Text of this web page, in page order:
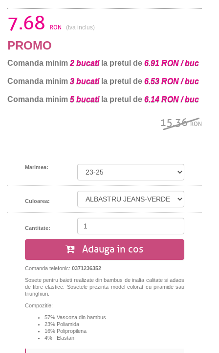
7.68 RON (tva inclus)
PROMO
Comanda minim2 bucatila pretul de 6.91 RON / buc
Comanda minim 3 bucatila pretul de 6.53 RON / buc
Comanda minim 5 bucatila pretul de 6.14 RON / buc
15.36RON
Marimea:
Culoarea:
Cantitate:
Adauga in cos
Comanda telefonic: 0371236352
Sosete pentru baieti realizate din bambus de inalta calitate si adaos
de fibre elastice. Sosetele prezinta model colorat cu piramide sau
triunghiuri.
Compozitie:
57% Vascoza din bambus
23% Poliamida
16% Polipropilena
4% Elastan